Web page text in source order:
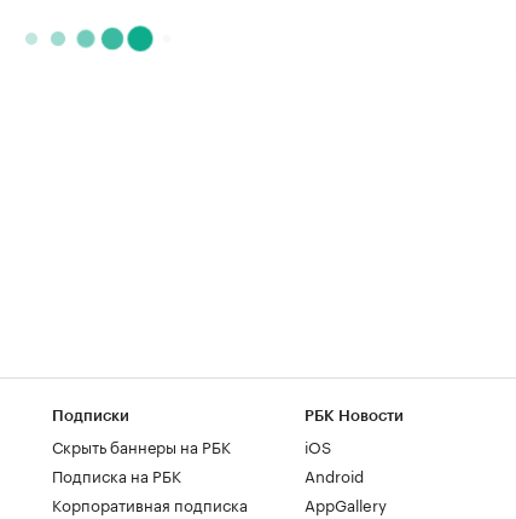
Подписки
Скрыть баннеры на РБК
Подписка на РБК
Корпоративная подписка
РБК Новости
iOS
Android
AppGallery